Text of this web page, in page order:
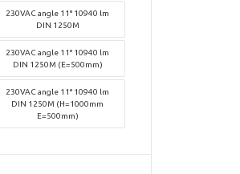
230VAC angle 11° 10940 lm
DIN 1250M
230VAC angle 11° 10940 lm
DIN 1250M (E=500mm)
230VAC angle 11° 10940 lm
DIN 1250M (H=1000mm
E=500mm)